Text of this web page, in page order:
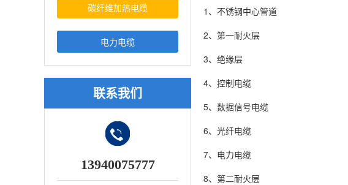
碳纤维加热电缆
电力电缆
联系我们
13940075777
1、不锈钢中心管道
2、第一耐火层
3、绝缘层
4、控制电缆
5、数据信号电缆
6、光纤电缆
7、电力电缆
8、第二耐火层